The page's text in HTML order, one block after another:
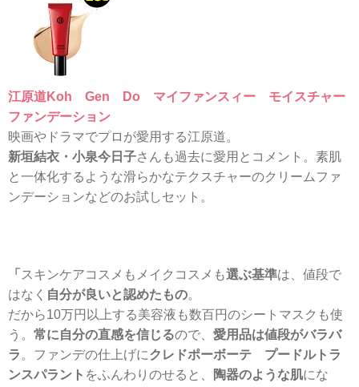
江原道Koh Gen Do マイファンスィー モイスチャー
ファンデーション
映画やドラマでプロが愛用する江原道。
新垣結衣・小泉今日子さんも過去に愛用とコメント。素肌
と一体化するような滑らかなテクスチャーのクリームファ
ンデーションなどのお試しセット。
「 スキンケアコスメもメイクコスメも選ぶ基準は、値段で
はなく 自分が良いと認めたもの。
だから10万円以上する美容液も数百円のシートマスクも使
う。 常に自分の直感を信じるので、 愛用品は値段がバラバ
ラ。 ファンデの仕上げにクレドポーボーテ プードルトラ
ンスパラント をふんわりのせると、 陶器のような肌にな